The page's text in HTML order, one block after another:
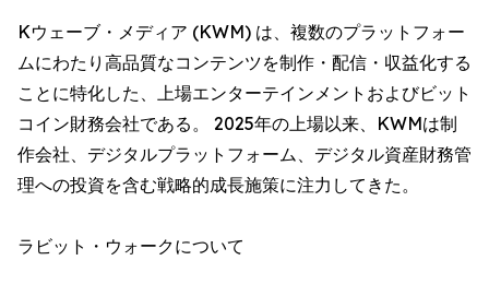
Kウェーブ・メディア (KWM) は、複数のプラットフォー
ムにわたり高品質なコンテンツを制作・配信・収益化する
ことに特化した、上場エンターテインメントおよびビット
コイン財務会社である。 2025年の上場以来、KWMは制
作会社、デジタルプラットフォーム、デジタル資産財務管
理への投資を含む戦略的成長施策に注力してきた。
ラビット・ウォークについて